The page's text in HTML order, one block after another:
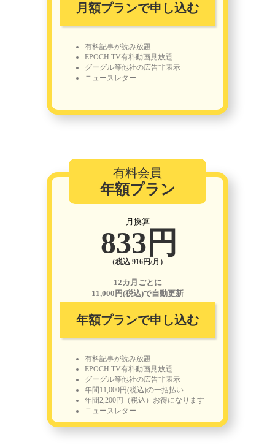
月額プランで申し込む
有料記事が読み放題
EPOCH TV有料動画見放題
グーグル等他社の広告非表示
ニュースレター
有料会員
年額プラン
月換算
833円
（税込 916円/月）
12カ月ごとに
11,000円(税込)で自動更新
年額プランで申し込む
有料記事が読み放題
EPOCH TV有料動画見放題
グーグル等他社の広告非表示
年間11,000円(税込)の一括払い
年間2,200円（税込）お得になります
ニュースレター